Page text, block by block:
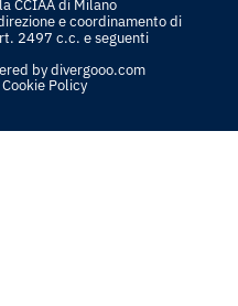
CCIAA di Milano
e coordinamento di
2497 c.c. e seguenti
bydivergooo.com
Cookie Policy